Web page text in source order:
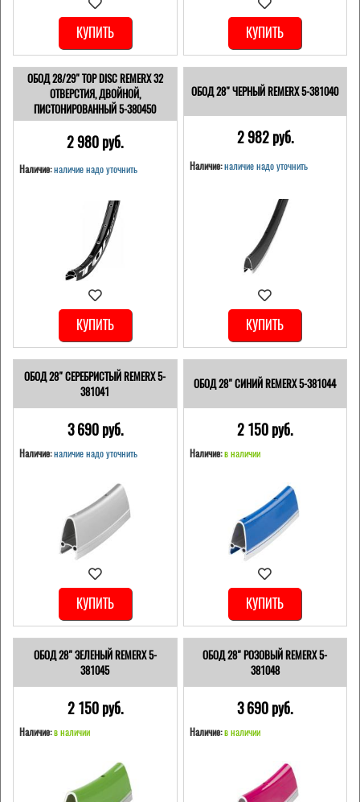
КУПИТЬ КУПИТЬ
ОБОД 28/29" TOP DISC REMERX 32
ОТВЕРСТИЯ, ДВОЙНОЙ,
ПИСТОНИРОВАННЫЙ 5-380450
2 980 pуб.
Наличие:наличие надо уточнить
КУПИТЬ
ОБОД 28" ЧЕРНЫЙ REMERX 5-381040
2 982 pуб.
Наличие: наличие надо уточнить
КУПИТЬ
ОБОД 28" СЕРЕБРИСТЫЙ REMERX 5-
381041
3 690 pуб.
Наличие:наличие надо уточнить
КУПИТЬ
ОБОД 28" СИНИЙ REMERX 5-381044
2 150 pуб.
Наличие: в наличии
КУПИТЬ
ОБОД 28" ЗЕЛЕНЫЙ REMERX 5-
381045
2 150 pуб.
Наличие:в наличии
ОБОД 28" РОЗОВЫЙ REMERX 5-
381048
3 690 pуб.
Наличие: в наличии